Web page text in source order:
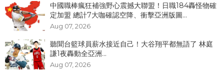
中國職棒瘋狂補強野心震撼大聯盟！日職184轟怪物確
定加盟 總計7大咖確認空降、衝擊亞洲版圖...
Aug 07, 2026
聽聞台籃球員薪水接近自己！大谷翔平都無語了 林庭
謙1夜轟動全亞洲...
Aug 07, 2026